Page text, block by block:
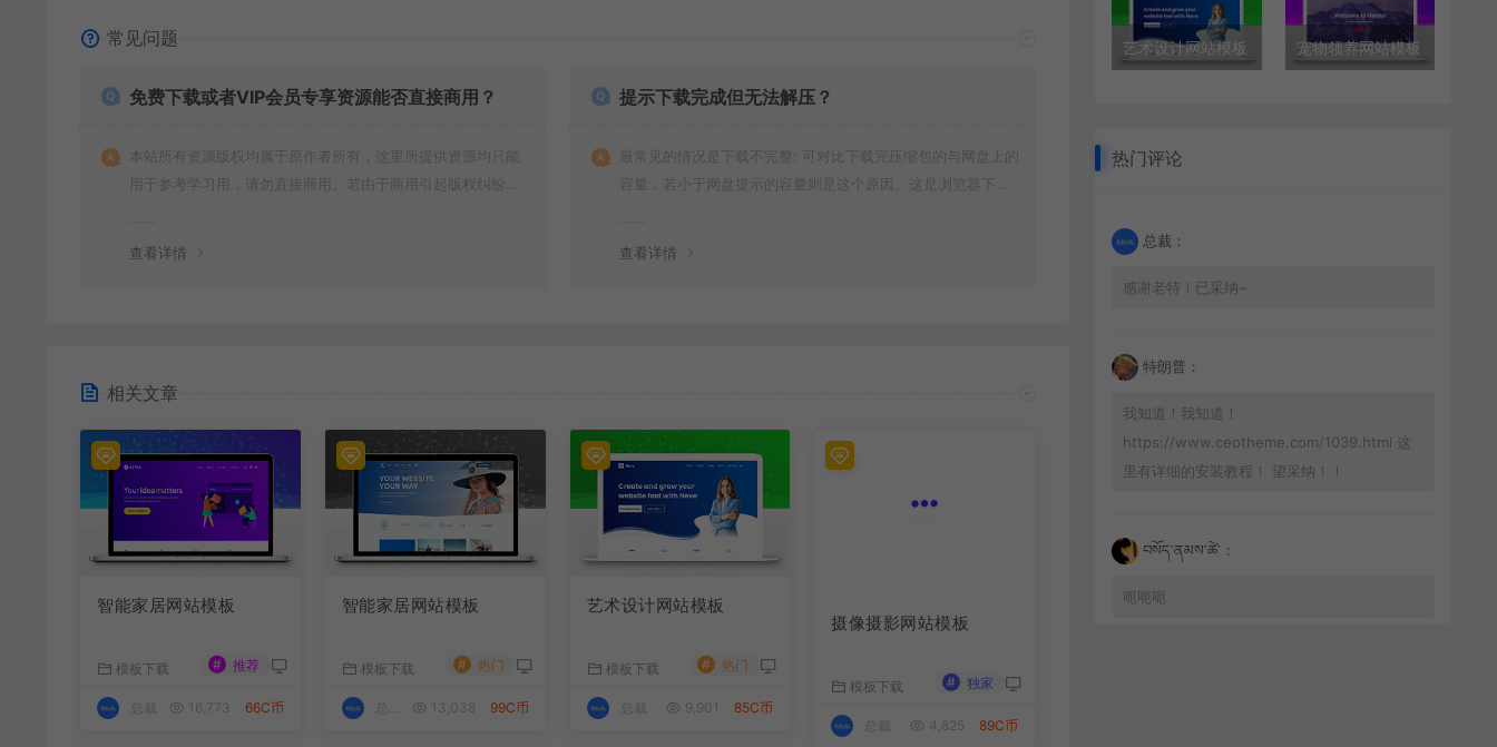
常见问题
免费下载或者VIP会员专享资源能否直接商用？
本站所有资源版权均属于原作者所有，这里所提供资源均只能
用于参考学习用，请勿直接商用。若由于商用引起版权纠纷，
查看详情
提示下载完成但无法解压？
最常见的情况是下载不完整: 可对比下载完压缩包的与网盘上的
容量，若小于网盘提示的容量则是这个原因。这是浏览器下载
查看详情
相关文章
智能家居网站模板
模板下载 # 推荐
总裁 16,773 66C币
智能家居网站模板
模板下载 # 热门
13,038 99C币
艺术设计网站模板
模板下载 # 热门
总裁 9,901 85C币
摄像摄影网站模板
模板下载 # 独家
总裁 4,825 89C币
艺术设计网站模板 宠物领养网站模板
热门评论
总裁：
感谢老特！已采纳~
特朗普：
我知道！我知道！
https://www.ceotheme.com/1039.html 这
里有详细的安装教程！ 望采纳！！
བསོད་ནམས་ཚེ་：
呃呃呃